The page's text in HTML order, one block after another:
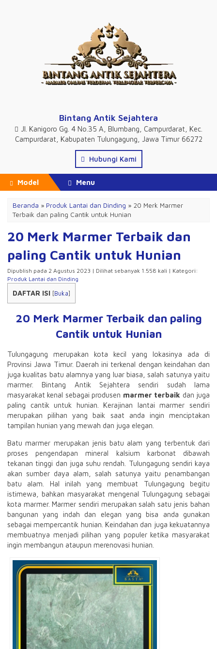
Bintang Antik Sejahtera
Jl. Kanigoro Gg. 4 No.35 A, Blumbang, Campurdarat, Kec.
Campurdarat, Kabupaten Tulungagung, Jawa Timur 66272
Hubungi Kami
Model Menu
Beranda » Produk Lantai dan Dinding » 20 Merk Marmer
Terbaik dan paling Cantik untuk Hunian
20 Merk Marmer Terbaik dan
paling Cantik untuk Hunian
Dipublish pada 2 Agustus 2023 | Dilihat sebanyak 1.558 kali | Kategori:
Produk Lantai dan Dinding
DAFTAR ISI [Buka]
20 Merk Marmer Terbaik dan paling
Cantik untuk Hunian
Tulungagung merupakan kota kecil yang lokasinya ada di
Provinsi Jawa Timur. Daerah ini terkenal dengan keindahan dan
juga kualitas batu alamnya yang luar biasa, salah satunya yaitu
marmer. Bintang Antik Sejahtera sendiri sudah lama
masyarakat kenal sebagai produsen marmer terbaik dan juga
paling cantik untuk hunian. Kerajinan lantai marmer sendiri
merupakan pilihan yang baik saat anda ingin menciptakan
tampilan hunian yang mewah dan juga elegan.
Batu marmer merupakan jenis batu alam yang terbentuk dari
proses pengendapan mineral kalsium karbonat dibawah
tekanan tinggi dan juga suhu rendah. Tulungagung sendiri kaya
akan sumber daya alam, salah satunya yaitu penambangan
batu alam. Hal inilah yang membuat Tulungagung begitu
istimewa, bahkan masyarakat mengenal Tulungagung sebagai
kota marmer. Marmer sendiri merupakan salah satu jenis bahan
bangunan yang indah dan elegan yang bisa anda gunakan
sebagai mempercantik hunian. Keindahan dan juga kekuatannya
membuatnya menjadi pilihan yang populer ketika masyarakat
ingin membangun ataupun merenovasi hunian.